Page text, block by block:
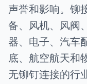
声誉和影响。铆
备、风机、风阀
器、电子、汽车
底、航空航天和
无铆钉连接的行